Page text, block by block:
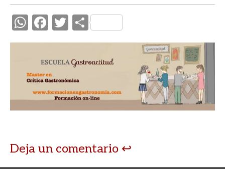
W
h
at
s
A
p
F
ac
e
b
o
o
T
w
itt
er
C
o
p
ar
ti
Deja un comentario